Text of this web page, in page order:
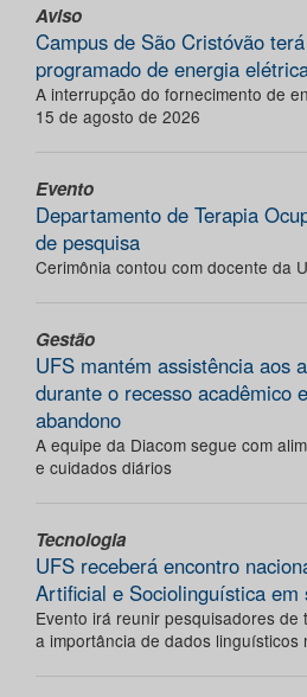
Aviso
Campus de São Cristóvão
programado de energia
A interrupção do fornecimento de
15 de agosto de 2026
Evento
Departamento de Terapia
de pesquisa
Cerimônia contou com docente da
Gestão
UFS mantém assistência aos
durante o recesso acadêmico
abandono
A equipe da Diacom segue com
e cuidados diários
Tecnologia
UFS receberá encontro
Artificial e Sociolinguística em
Evento irá reunir pesquisadores
a importância de dados linguísticos